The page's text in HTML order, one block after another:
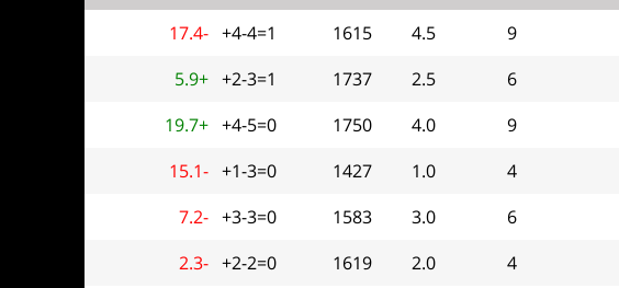
9
4.5
1615
+4-4=1
17.4-
6
2.5
1737
+2-3=1
5.9+
9
4.0
1750
+4-5=0
19.7+
4
1.0
1427
+1-3=0
15.1-
6
3.0
1583
+3-3=0
7.2-
4
2.0
1619
+2-2=0
2.3-